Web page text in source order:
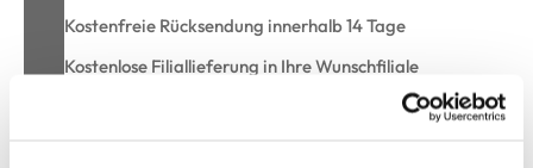
Kostenfreie Rücksendung innerhalb 14 Tage
Kostenlose Filiallieferung in Ihre Wunschfiliale